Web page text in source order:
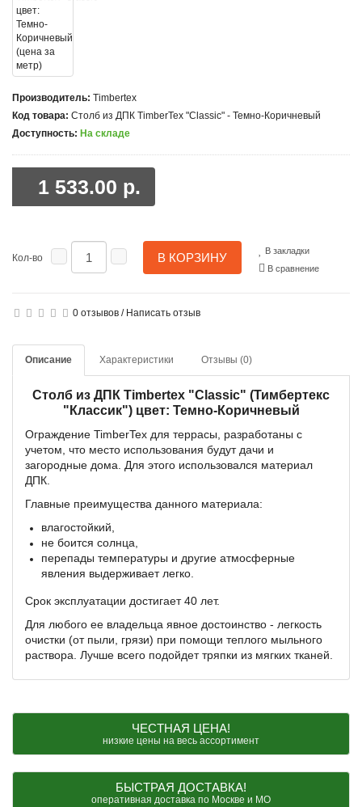
Производитель: Timbertex
Код товара: Столб из ДПК TimberTex "Classic" - Темно-Коричневый
Доступность: На складе
1 533.00 р.
Кол-во В КОРЗИНУ
В закладки
В сравнение
0 отзывов / Написать отзыв
Описание Характеристики Отзывы (0)
Столб из ДПК Timbertex "Classic" (Тимбертекс
"Классик") цвет: Темно-Коричневый
Ограждение TimberTex для террасы, разработаны с
учетом, что место использования будут дачи и
загородные дома. Для этого использовался материал
ДПК.
Главные преимущества данного материала:
влагостойкий,
не боится солнца,
перепады температуры и другие атмосферные
явления выдерживает легко.
Срок эксплуатации достигает 40 лет.
Для любого ее владельца явное достоинство - легкость
очистки (от пыли, грязи) при помощи теплого мыльного
раствора. Лучше всего подойдет тряпки из мягких тканей.
ЧЕСТНАЯ ЦЕНА!
низкие цены на весь ассортимент
БЫСТРАЯ ДОСТАВКА!
оперативная доставка по Москве и МО